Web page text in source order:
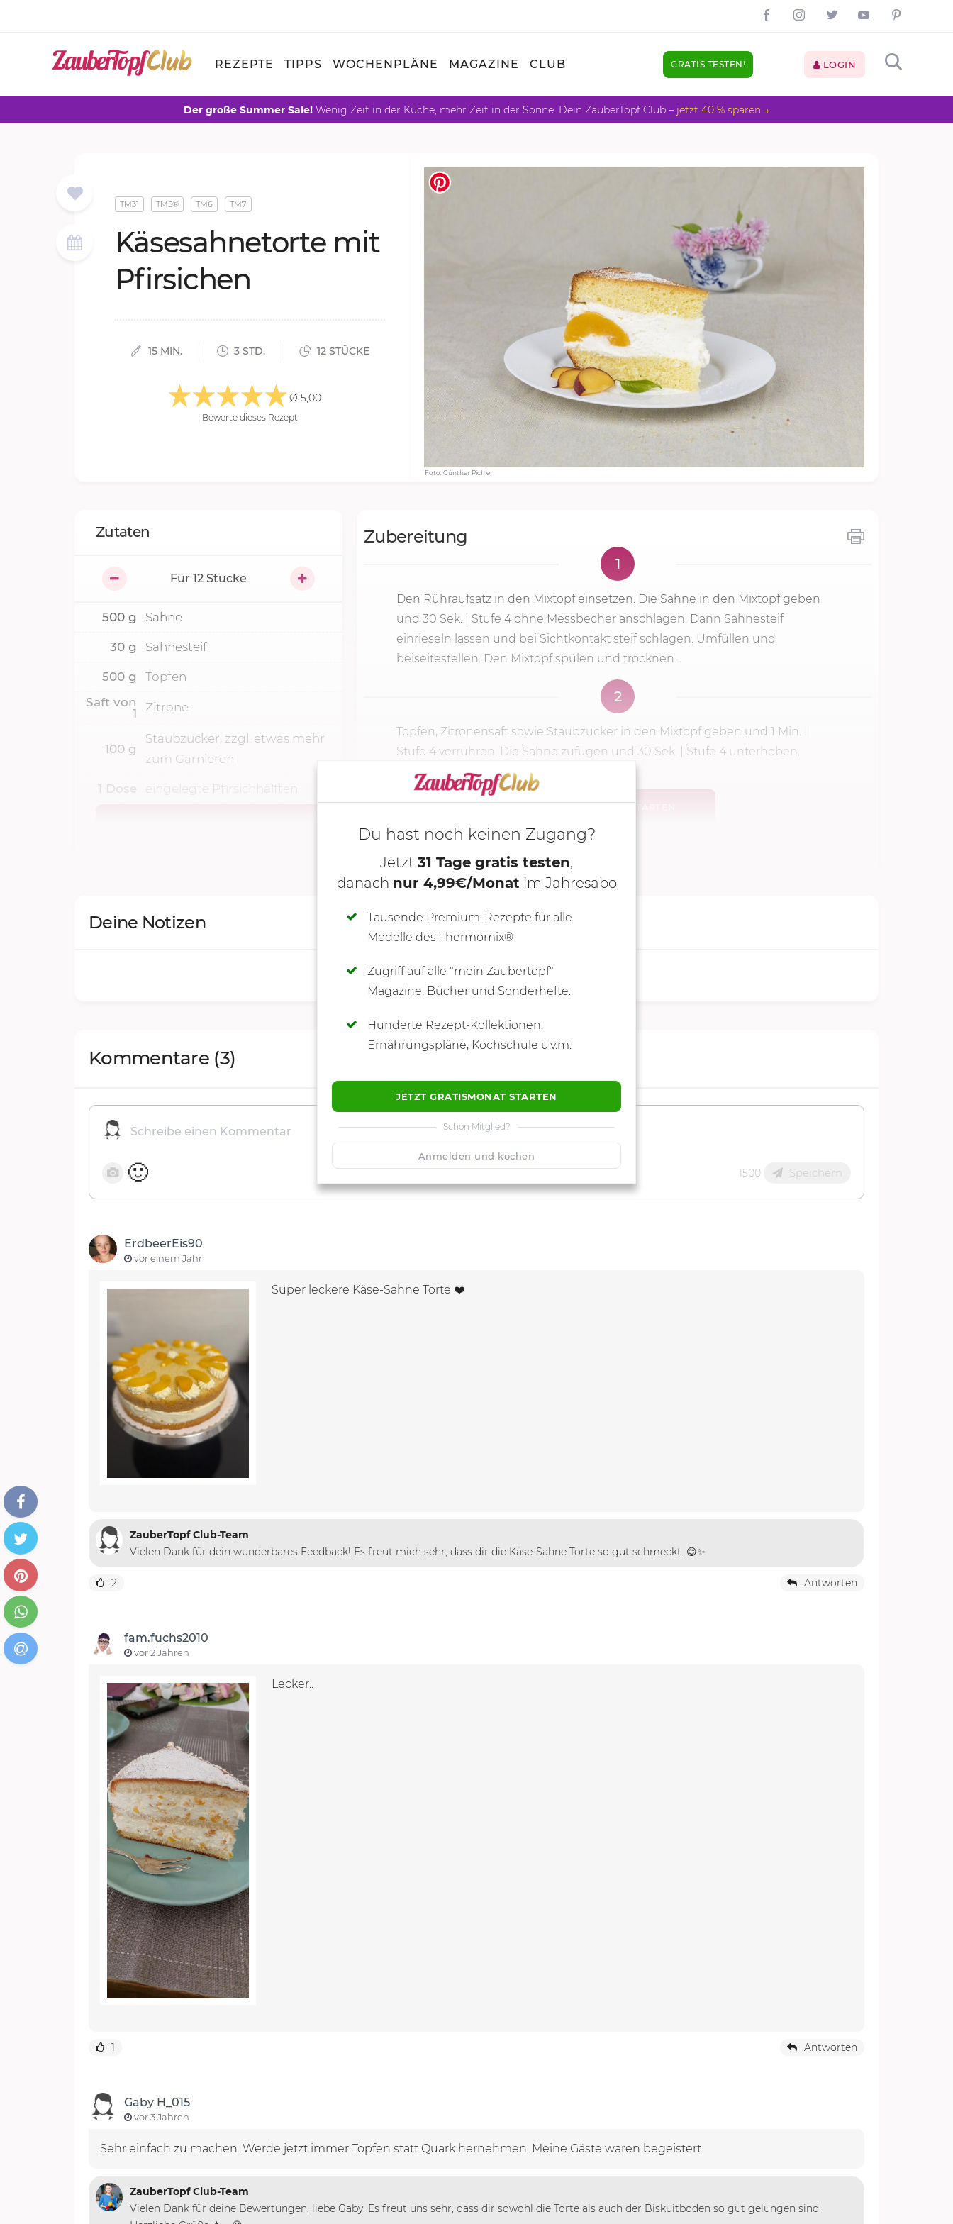
REZEPTE TIPPS WOCHENPLÄNE MAGAZINE CLUB GRATIS TESTEN! LOGIN
Der große Summer Sale! Wenig Zeit in der Küche, mehr Zeit in der Sonne. Dein ZauberTopf Club – jetzt 40 % sparen →
Foto: Günther Pichler
TM31 TM5® TM6 TM7
Kä­se­sah­ne­tor­te mit
Pfir­si­chen
15 MIN. 3 STD. 12 STÜCKE
Ø 5,00
Bewerte dieses Rezept
Zubereitung
1
Den Rühraufsatz in den Mixtopf einsetzen. Die Sahne in den Mixtopf geben
und 30 Sek. Stufe 4ohne Messbecher anschlagen. Dann Sahnesteif
einrieseln lassen und bei Sichtkontakt steif schlagen. Umfüllen und
beiseitestellen. Den Mixtopf spülen und trocknen.
2
Topfen, Zitronensaft sowie Staubzucker in den Mixtopf geben und 1 Min.
Stufe 4 verrühren. Die Sahne zufügen und 30 Sek. Stufe 4 unterheben.
Zutaten
Für 12 Stücke
500 g Sahne
30 g Sahnesteif
500 g
Topfen
Saft von
1
Zitrone
100 g
Staubzucker, zzgl. etwas mehr
zum Garnieren
1 Dose eingelegte Pfirsichhälften
Deine Notizen
SCHREIBE NEUE NOTIZ
Du hast noch keinen Zugang?
Jetzt 31 Tage gratis testen,
danach nur 4,99€/Monat im Jahresabo
Tausende Premium-Rezepte für alle
Modelle des Thermomix®
Zugriff auf alle "mein Zaubertopf"
Magazine, Bücher und Sonderhefte.
Hunderte Rezept-Kollektionen,
Ernährungspläne, Kochschule u.v.m.
JETZT GRATISMONAT STARTEN
Schon Mitglied?
Anmelden und kochen
Kommentare (3)
🙂 1500 Speichern
ErdbeerEis90
vor einem Jahr
Super leckere Käse-Sahne Torte ❤️
ZauberTopf Club-Team
Vielen Dank für dein wunderbares Feedback! Es freut mich sehr, dass dir die Käse-Sahne Torte so gut schmeckt. 😊✨
2 Antworten
fam.fuchs2010
vor 2 Jahren
Lecker..
1 Antworten
Gaby H_015
vor 3 Jahren
Sehr einfach zu machen. Werde jetzt immer Topfen statt Quark hernehmen. Meine Gäste waren begeistert
ZauberTopf Club-Team
Vielen Dank für deine Bewertungen, liebe Gaby. Es freut uns sehr, dass dir sowohl die Torte als auch der Biskuitboden so gut gelungen sind.